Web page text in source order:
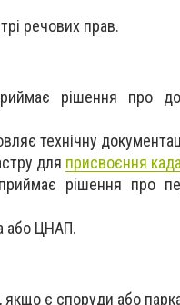
речових прав.
рішення про
технічну
для присвоєння
рішення про
або ЦНАП.
є споруди або